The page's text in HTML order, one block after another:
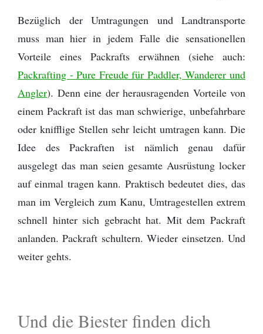
Bezüglich der Umtragungen und Landtransporte
muss man hier in jedem Falle die sensationellen
Vorteile eines Packrafts erwähnen (siehe auch:
Packrafting - Pure Freude für Paddler, Wanderer und
Angler). Denn eine der herausragenden Vorteile von
einem Packraft ist das man schwierige, unbefahrbare
oder knifflige Stellen sehr leicht umtragen kann. Die
Idee des Packraften ist nämlich genau dafür
ausgelegt das man seien gesamte Ausrüstung locker
auf einmal tragen kann. Praktisch bedeutet dies, das
man im Vergleich zum Kanu, Umtragestellen extrem
schnell hinter sich gebracht hat. Mit dem Packraft
anlanden. Packraft schultern. Wieder einsetzen. Und
weiter gehts.
Und die Biester finden dich